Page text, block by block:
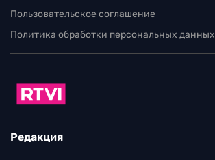
Пользовательское соглашение
Политика обработки персональных данных
Редакция